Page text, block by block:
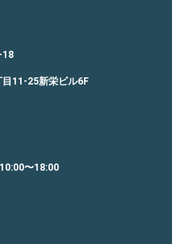
18
目11-25新栄ビル6F
〜18:00